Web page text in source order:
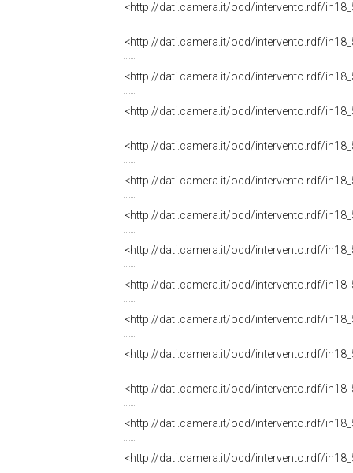
<http://dati.camera.it/ocd/intervento.rdf/
<http://dati.camera.it/ocd/intervento.rdf/
<http://dati.camera.it/ocd/intervento.rdf/
<http://dati.camera.it/ocd/intervento.rdf/
<http://dati.camera.it/ocd/intervento.rdf/
<http://dati.camera.it/ocd/intervento.rdf/
<http://dati.camera.it/ocd/intervento.rdf/
<http://dati.camera.it/ocd/intervento.rdf/
<http://dati.camera.it/ocd/intervento.rdf/
<http://dati.camera.it/ocd/intervento.rdf/
<http://dati.camera.it/ocd/intervento.rdf/
<http://dati.camera.it/ocd/intervento.rdf/
<http://dati.camera.it/ocd/intervento.rdf/
<http://dati.camera.it/ocd/intervento.rdf/